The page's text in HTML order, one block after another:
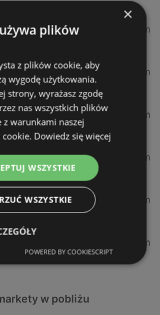
Świnoujście
1,73 km
46,87 km
50,37 km
128, 71-899 Szczecin
53,27 km
53,85 km
54,82 km
w pobliżu
×
plików
z plików cookie, aby
wygodę użytkowania.
strony, wyrażasz zgodę
nas wszystkich plików
z warunkami naszej
Dowiedz się więcej
WSZYSTKIE
WSZYSTKIE
POWERED BY COOKIESCRIPT